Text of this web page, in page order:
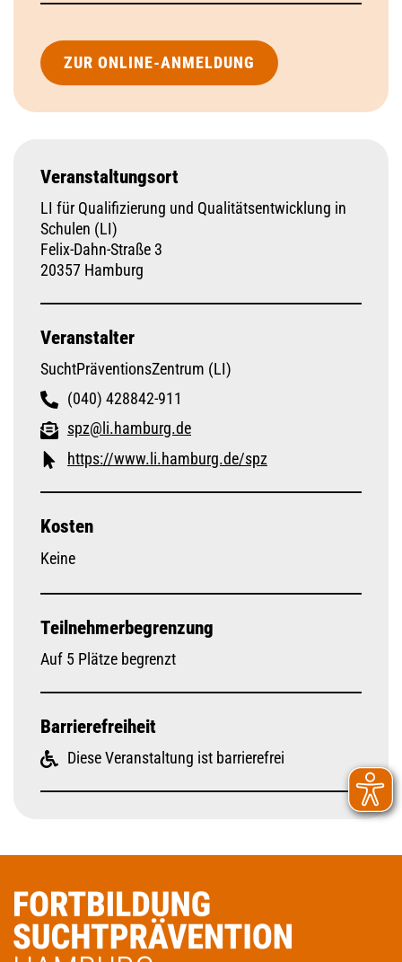
ZUR ONLINE-ANMELDUNG
Veranstaltungsort
LI für Qualifizierung und Qualitätsentwicklung in
Schulen (LI)
Felix-Dahn-Straße 3
20357 Hamburg
Veranstalter
SuchtPräventionsZentrum (LI)
(040) 428842-911
spz@li.hamburg.de
https://www.li.hamburg.de/spz
Kosten
Keine
Teilnehmerbegrenzung
Auf 5 Plätze begrenzt
Barrierefreiheit
Diese Veranstaltung ist barrierefrei